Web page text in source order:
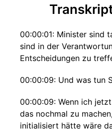
00:00:01: Minister sind
sind in der
Entscheidungen zu
00:00:09: Und was tun
00:00:09: Wenn ich
das nochmal zu
initialisiert hätte wäre